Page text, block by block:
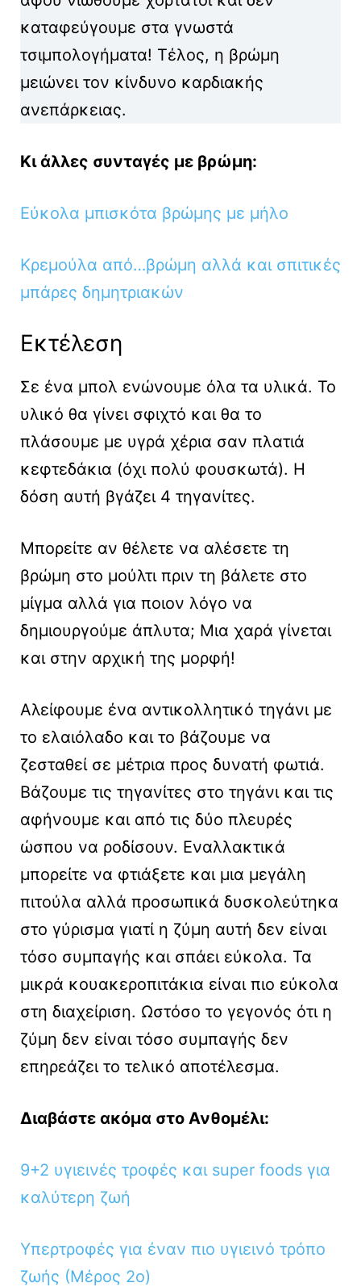
καταφεύγουμε στα γνωστά
τσιμπολογήματα! Τέλος, η βρώμη
μειώνει τον κίνδυνο καρδιακής
ανεπάρκειας.
Κι άλλες συνταγές με βρώμη:
Εύκολα μπισκότα βρώμης με μήλο
Κρεμούλα από…βρώμη αλλά και σπιτικές
μπάρες δημητριακών
Εκτέλεση
Σε ένα μπολ ενώνουμε όλα τα υλικά. Το
υλικό θα γίνει σφιχτό και θα το
πλάσουμε με υγρά χέρια σαν πλατιά
κεφτεδάκια (όχι πολύ φουσκωτά). Η
δόση αυτή βγάζει 4 τηγανίτες.
Μπορείτε αν θέλετε να αλέσετε τη
βρώμη στο μούλτι πριν τη βάλετε στο
μίγμα αλλά για ποιον λόγο να
δημιουργούμε άπλυτα; Μια χαρά γίνεται
και στην αρχική της μορφή!
Αλείφουμε ένα αντικολλητικό τηγάνι με
το ελαιόλαδο και το βάζουμε να
ζεσταθεί σε μέτρια προς δυνατή φωτιά.
Βάζουμε τις τηγανίτες στο τηγάνι και τις
αφήνουμε και από τις δύο πλευρές
ώσπου να ροδίσουν. Εναλλακτικά
μπορείτε να φτιάξετε και μια μεγάλη
πιτούλα αλλά προσωπικά δυσκολεύτηκα
στο γύρισμα γιατί η ζύμη αυτή δεν είναι
τόσο συμπαγής και σπάει εύκολα. Τα
μικρά κουακεροπιτάκια είναι πιο εύκολα
στη διαχείριση. Ωστόσο το γεγονός ότι η
ζύμη δεν είναι τόσο συμπαγής δεν
επηρεάζει το τελικό αποτέλεσμα.
Διαβάστε ακόμα στο Ανθομέλι:
9+2 υγιεινές τροφές και super foods για
καλύτερη ζωή
Υπερτροφές για έναν πιο υγιεινό τρόπο
ζωής (Μέρος 2ο)